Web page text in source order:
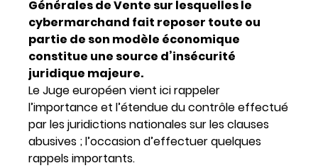
Générales de Vente sur lesquelles le
cybermarchand fait reposer toute ou
partie de son modèle économique
constitue une source d’insécurité
juridique majeure.
Le Juge européen vient ici rappeler
l’importance et l’étendue du contrôle effectué
par les juridictions nationales sur les clauses
abusives ; l’occasion d’effectuer quelques
rappels importants.